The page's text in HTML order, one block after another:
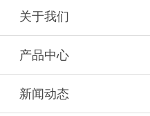
关于我们
产品中心
新闻动态